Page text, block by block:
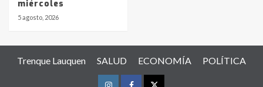
miércoles
5 agosto, 2026
Trenque Lauquen SALUD ECONOMÍA POLÍTICA